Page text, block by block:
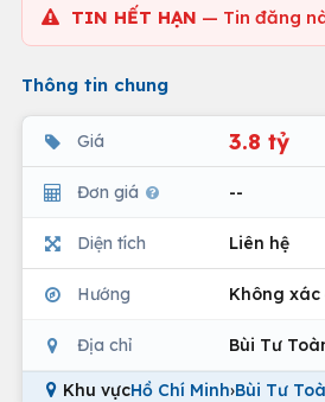
TIN HẾT HẠN — Tin đăng
Thông tin chung
Giá 3.8 tỷ
Đơn giá --
Diện tích Liên hệ
Hướng Không xác
Địa chỉ Bùi Tư
Khu vựcHồ Chí Minh›Bùi Tư